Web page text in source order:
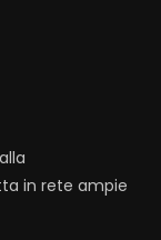
in rete ampie